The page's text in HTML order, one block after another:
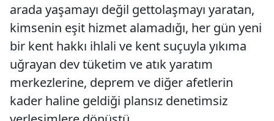
arada yaşamayı değil gettolaşmayı yaratan,
kimsenin eşit hizmet alamadığı, her gün yeni
bir kent hakkı ihlali ve kent suçuyla yıkıma
uğrayan dev tüketim ve atık yaratım
merkezlerine, deprem ve diğer afetlerin
kader haline geldiği plansız denetimsiz